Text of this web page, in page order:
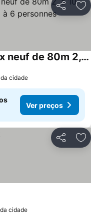
Partilhar
Le Refuge du Léman, Duplex neuf de 80m 2, à 10 minutes de Geneve pour 1 à 6 personnes
cidade
Ver preços
Partilhar
cidade